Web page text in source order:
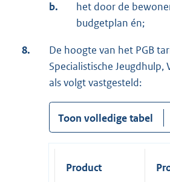
b.
het door de
budgetplan én;
8.
De hoogte van het PGB
Specialistische Jeugdhulp,
als volgt vastgesteld:
Toon volledige tabel
Product